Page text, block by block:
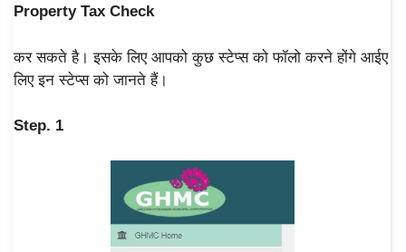
Property Tax Check
कर सकते है। इसके लिए आपको कुछ स्टेप्स को फॉलो करने होंगे आईए
लिए इन स्टेप्स को जानते हैं।
Step. 1